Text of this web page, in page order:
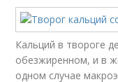
Кальций в твороге
обезжиренном, и в
одном случае